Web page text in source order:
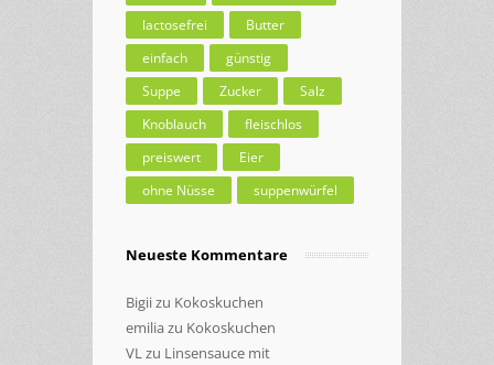
lactosefrei
Butter
einfach
günstig
Suppe
Zucker
Salz
Knoblauch
fleischlos
preiswert
Eier
ohne Nüsse
suppenwürfel
Neueste Kommentare
Bigiizu Kokoskuchen
emilia zu Kokoskuchen
VLzu Linsensauce mit